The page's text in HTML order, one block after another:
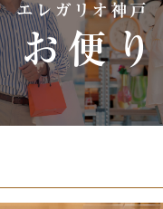
エレガリオ神戸
お便り